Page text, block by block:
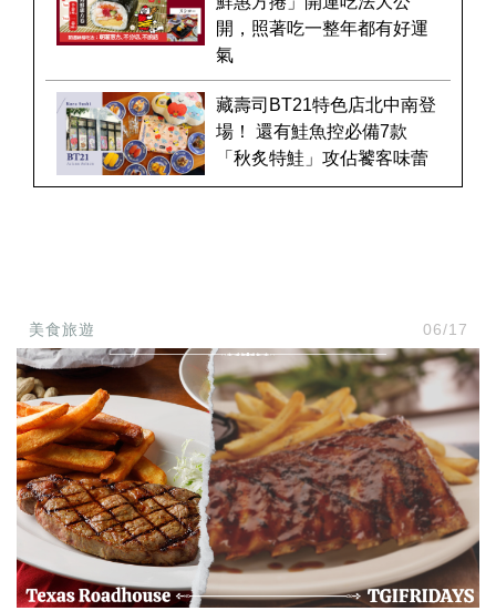
開，照著吃一整年都有好運
氣
藏壽司BT21特色店北中南登
場！ 還有鮭魚控必備7款
「秋炙特鮭」攻佔饕客味蕾
美食旅遊 06/17